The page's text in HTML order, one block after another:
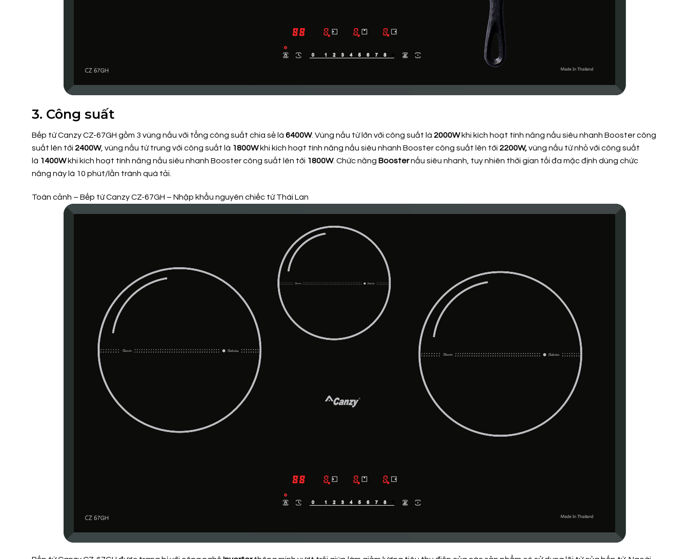
3. Công suất
Bếp từ Canzy CZ-67GH gồm 3 vùng nấu với tổng công suất chia sẻ là 6400W. Vùng nấu từ lớn với công suất là 2000Wkhi kích hoạt tính năng nấu siêu nhanh Booster công
suất lên tới 2400W, vùng nấu từ trung với công suất là 1800Wkhi kích hoạt tính năng nấu siêu nhanh Booster công suất lên tới 2200W,vùng nấu từ nhỏ với công suất
là 1400Wkhi kích hoạt tính năng nấu siêu nhanh Booster công suất lên tới 1800W. Chức năng Boosternấu siêu nhanh, tuy nhiên thời gian tối đa mặc định dùng chức
năng này là 10 phút/lần tránh quá tải.
Toàn cảnh – Bếp từ Canzy CZ-67GH – Nhập khẩu nguyên chiếc từ Thái Lan